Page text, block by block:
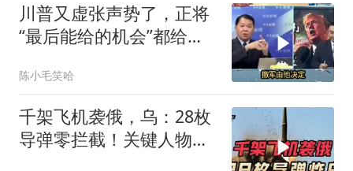
川普又虚张声势了，正将
“最后能给的机会”都给伊
陈小毛笑哈
千架飞机袭俄，乌：28枚
导弹零拦截！关键人物被